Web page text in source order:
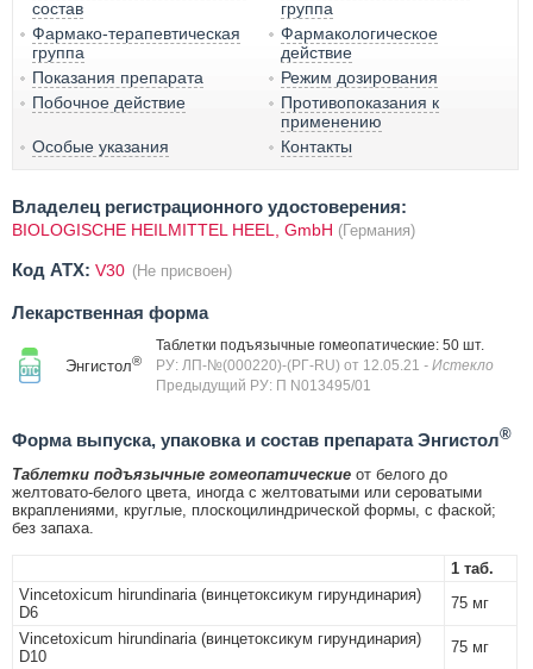
состав
группа
Фармако-терапевтическая
группа
Фармакологическое
действие
Показания препарата
Режим дозирования
Побочное действие
Противопоказания к
применению
Особые указания
Контакты
Владелец регистрационного удостоверения:
BIOLOGISCHE HEILMITTEL HEEL, GmbH (Германия)
Код ATX: V30 (Не присвоен)
Лекарственная форма
Энгистол®
Таблетки подъязычные гомеопатические: 50 шт.
РУ: ЛП-№(000220)-(РГ-RU) от 12.05.21 - Истекло
Предыдущий РУ: П N013495/01
Форма выпуска, упаковка и состав препарата Энгистол®
Таблетки подъязычные гомеопатические от белого до
желтовато-белого цвета, иногда с желтоватыми или сероватыми
вкраплениями, круглые, плоскоцилиндрической формы, с фаской;
без запаха.
1 таб.
Vincetoxicum hirundinaria (винцетоксикум гирундинария)
D6
75 мг
Vincetoxicum hirundinaria (винцетоксикум гирундинария)
D10
75 мг